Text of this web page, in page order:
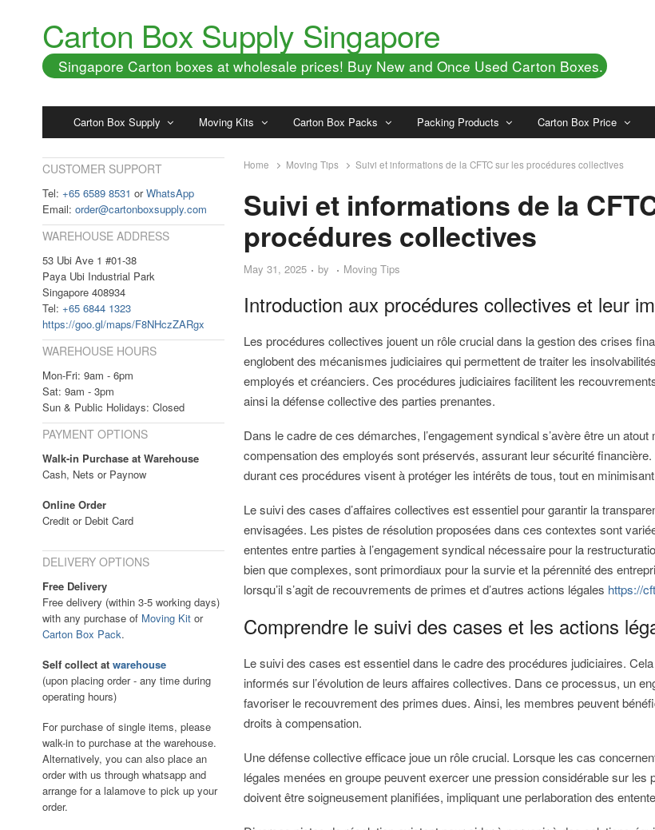
Carton Box Supply Singapore
Singapore Carton boxes at wholesale prices! Buy New and Once Used Carton Boxes.
Carton Box Supply Moving Kits Carton Box Packs Packing Products Carton Box Price
Home Moving Tips Suivi et informations de la CFTC sur les procédures collectives
Suivi et informations de la
procédures collectives
May 31, 2025 by Moving Tips
Introduction aux procédures collectives et leur
Les procédures collectives jouent un rôle crucial dans la gestion des crises
englobent des mécanismes judiciaires qui permettent de traiter les
employés et créanciers. Ces procédures judiciaires facilitent les
ainsi la défense collective des parties prenantes.
Dans le cadre de ces démarches, l’engagement syndical s’avère être un
compensation des employés sont préservés, assurant leur sécurité
durant ces procédures visent à protéger les intérêts de tous, tout en
Le suivi des cases d’affaires collectives est essentiel pour garantir la
envisagées. Les pistes de résolution proposées dans ces contextes sont
ententes entre parties à l’engagement syndical nécessaire pour la
bien que complexes, sont primordiaux pour la survie et la pérennité des
lorsqu’il s’agit de recouvrements de primes et d’autres actions légales https://
Comprendre le suivi des cases et les actions
Le suivi des cases est essentiel dans le cadre des procédures judiciaires.
informés sur l’évolution de leurs affaires collectives. Dans ce processus, un
favoriser le recouvrement des primes dues. Ainsi, les membres peuvent
droits à compensation.
Une défense collective efficace joue un rôle crucial. Lorsque les cas
légales menées en groupe peuvent exercer une pression considérable sur les
doivent être soigneusement planifiées, impliquant une perlaboration des
CUSTOMER SUPPORT
Tel: +65 6589 8531 orWhatsApp
Email: order@cartonboxsupply.com
WAREHOUSE ADDRESS
53 Ubi Ave 1 #01-38
Paya Ubi Industrial Park
Singapore 408934
Tel: +65 6844 1323
https://goo.gl/maps/F8NHczZARgx
WAREHOUSE HOURS
Mon-Fri: 9am - 6pm
Sat: 9am - 3pm
Sun & Public Holidays: Closed
PAYMENT OPTIONS
Walk-in Purchase at Warehouse
Cash, Nets or Paynow
Online Order
Credit or Debit Card
DELIVERY OPTIONS
Free Delivery
Free delivery (within 3-5 working days)
with any purchase of Moving Kitor
Carton Box Pack.
Self collect at warehouse
(upon placing order - any time during
operating hours)
For purchase of single items, please
walk-in to purchase at the warehouse.
Alternatively, you can also place an
order with us through whatsapp and
arrange for a lalamove to pick up your
order.